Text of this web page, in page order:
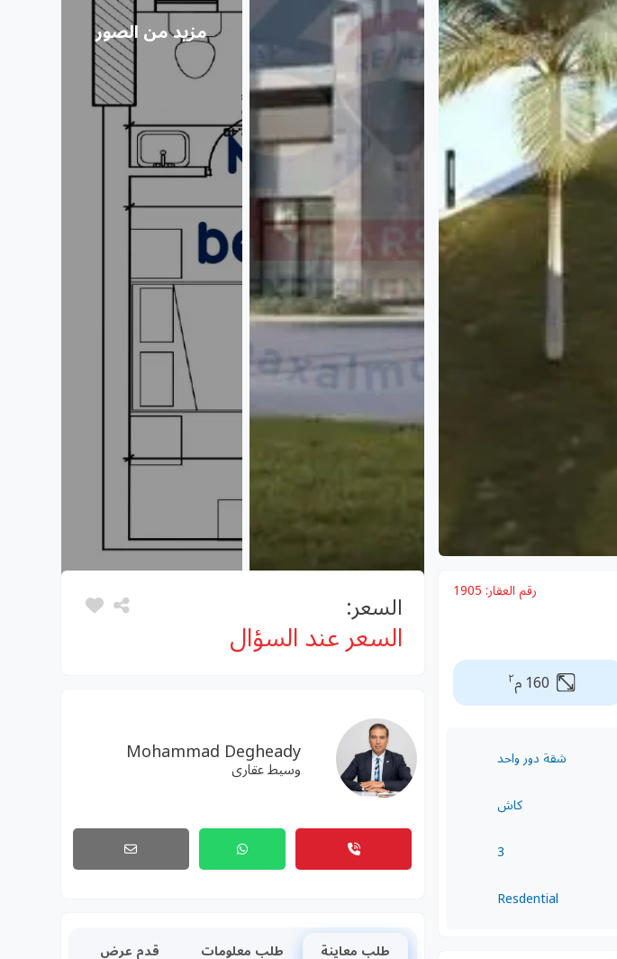
مزيد من الصور
السعر:
السعر عند السؤال
Mohammad Degheady
وسيط عقارى
طلب معاينة طلب معلومات قدم عرض
رقم العقار: 1905
160 م ٢
شقة دور واحد
كاش
3
Resdential